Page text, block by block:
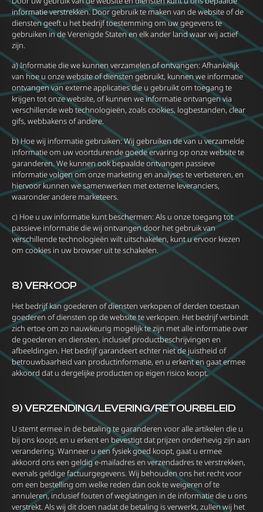
informatie verstrekken. Door gebruik te maken van de website of de
diensten geeft u het bedrijf toestemming om uw gegevens te
gebruiken in de Verenigde Staten en elk ander land waar wij actief
zijn.
a) Informatie die we kunnen verzamelen of ontvangen: Afhankelijk
van hoe u onze website of diensten gebruikt, kunnen we informatie
ontvangen van externe applicaties die u gebruikt om toegang te
krijgen tot onze website, of kunnen we informatie ontvangen via
verschillende web technologieën, zoals cookies, logbestanden, clear
gifs, webbakens of andere.
b) Hoe wij informatie gebruiken: Wij gebruiken de van u verzamelde
informatie om uw voortdurende goede ervaring op onze website te
garanderen. We kunnen ook bepaalde ontvangen passieve
informatie volgen om onze marketing en analyses te verbeteren, en
hiervoor kunnen we samenwerken met externe leveranciers,
waaronder andere marketeers.
c) Hoe u uw informatie kunt beschermen: Als u onze toegang tot
passieve informatie die wij ontvangen door het gebruik van
verschillende technologieën wilt uitschakelen, kunt u ervoor kiezen
om cookies in uw browser uit te schakelen.
8) VERKOOP
Het bedrijf kan goederen of diensten verkopen of derden toestaan ​​
goederen of diensten op de website te verkopen. Het bedrijf verbindt
zich ertoe om zo nauwkeurig mogelijk te zijn met alle informatie over
de goederen en diensten, inclusief productbeschrijvingen en
afbeeldingen. Het bedrijf garandeert echter niet de juistheid of
betrouwbaarheid van productinformatie, en u erkent en gaat ermee
akkoord dat u dergelijke producten op eigen risico koopt.
9) VERZENDING/LEVERING/RETOURBELEID
U stemt ermee in de betaling te garanderen voor alle artikelen die u
bij ons koopt, en u erkent en bevestigt dat prijzen onderhevig zijn aan
verandering. Wanneer u een fysiek goed koopt, gaat u ermee
akkoord ons een geldig e-mailadres en verzendadres te verstrekken,
evenals geldige factuurgegevens. Wij behouden ons het recht voor
om een ​​bestelling om welke reden dan ook te weigeren of te
annuleren, inclusief fouten of weglatingen in de informatie die u ons
verstrekt. Als wij dit doen nadat de betaling is verwerkt, zullen wij het